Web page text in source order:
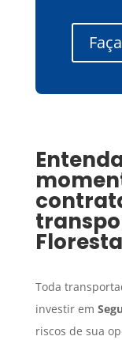
Toda
investir em
riscos de sua